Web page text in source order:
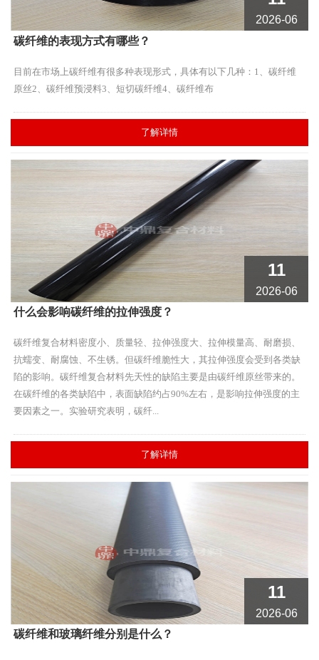
2026-06
碳纤维的表现方式有哪些？
​目前在市场上碳纤维有很多种表现形式，具体有以下几种：1、碳纤维
原丝2、碳纤维预浸料3、短切碳纤维4、碳纤维布
了解详情
11
2026-06
什么会影响碳纤维的拉伸强度？
碳纤维复合材料密度小、质量轻、拉伸强度大、拉伸模量高、耐磨损、
抗蠕变、耐腐蚀、不生锈。但碳纤维脆性大，其拉伸强度会受到各类缺
陷的影响。碳纤维复合材料先天性的缺陷主要是由碳纤维原丝带来的。
在碳纤维的各类缺陷中，表面缺陷约占90%左右，是影响拉伸强度的主
要因素之一。实验研究表明，碳纤...
了解详情
11
2026-06
碳纤维和玻璃纤维分别是什么？